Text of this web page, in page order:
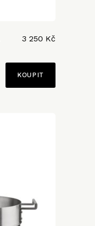
3 250 Kč